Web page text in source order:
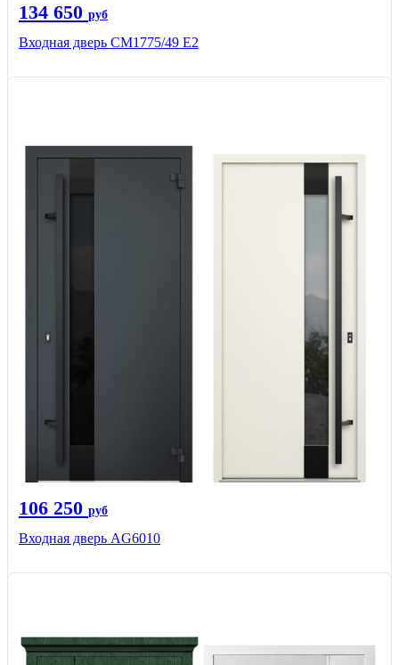
134 650 руб
Входная дверь СМ1775/49 Е2
106 250 руб
Входная дверь AG6010